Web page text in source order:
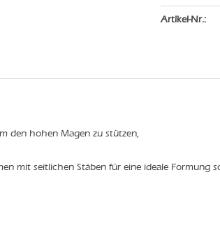
Artikel-Nr.:
den hohen Magen zu stützen,
mit seitlichen Stäben für eine ideale Formung